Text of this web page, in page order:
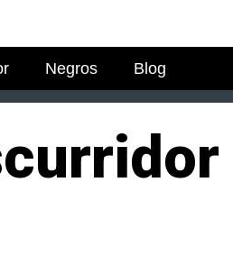
Negros Blog